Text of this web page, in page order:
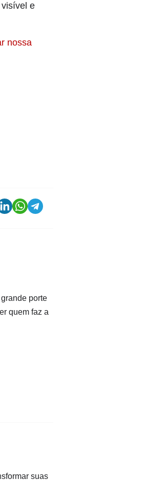
e
nossa
porte
quem faz a
suas